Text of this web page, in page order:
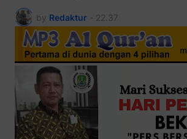
by Redaktur - 22.37